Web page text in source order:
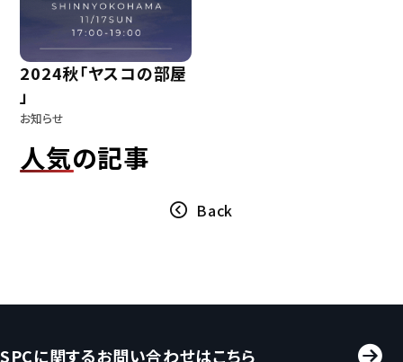
2024秋「ヤスコの部屋
」
お知らせ
人気の記事
Back
SPCに関するお問い合わせはこちら